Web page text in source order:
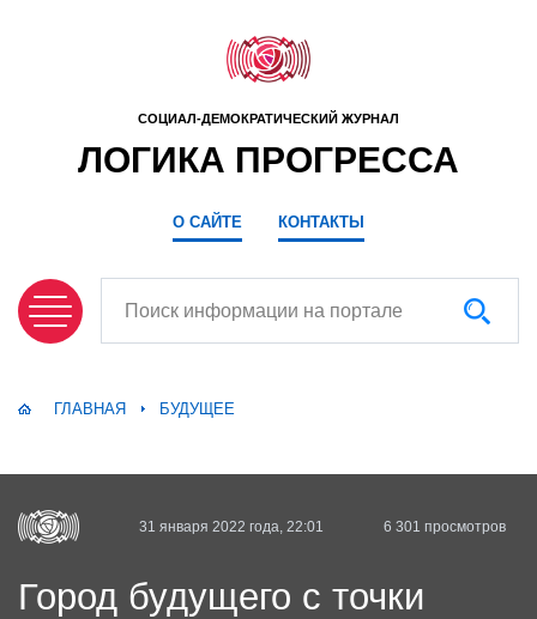
О САЙТЕ КОНТАКТЫ
СОЦИАЛ-ДЕМОКРАТИЧЕСКИЙ ЖУРНАЛ
ЛОГИКА ПРОГРЕССА
ГЛАВНАЯ БУДУЩЕЕ
31 января 2022 года, 22:01 6 301 просмотров
Город будущего с точки